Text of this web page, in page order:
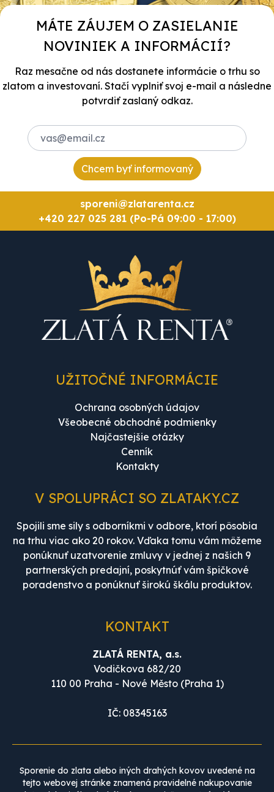
MÁTE ZÁUJEM O ZASIELANIE
NOVINIEK A INFORMÁCIÍ?
Raz mesačne od nás dostanete informácie o trhu so
zlatom a investovaní. Stačí vyplniť svoj e-mail a následne
potvrdiť zaslaný odkaz.
Chcem byť informovaný
sporeni@zlatarenta.cz
+420 227 025 281 (Po-Pá 09:00 - 17:00)
UŽITOČNÉ INFORMÁCIE
Ochrana osobných údajov
Všeobecné obchodné podmienky
Najčastejšie otázky
Cenník
Kontakty
V SPOLUPRÁCI SO ZLATAKY.CZ
Spojili sme sily s odborníkmi v odbore, ktorí pôsobia
na trhu viac ako 20 rokov. Vďaka tomu vám môžeme
ponúknuť uzatvorenie zmluvy v jednej z našich 9
partnerských predajní, poskytnúť vám špičkové
poradenstvo a ponúknuť širokú škálu produktov.
KONTAKT
ZLATÁ RENTA, a.s.
Vodičkova 682/20
110 00 Praha - Nové Město (Praha 1)
IČ: 08345163
Sporenie do zlata alebo iných drahých kovov uvedené na
tejto webovej stránke znamená pravidelné nakupovanie